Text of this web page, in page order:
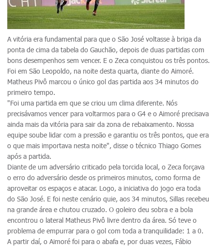
A vitória era fundamental para que o São José voltasse à briga da
ponta de cima da tabela do Gauchão, depois de duas partidas com
bons desempenhos sem vencer. E o Zeca conquistou os três pontos.
Foi em São Leopoldo, na noite desta quarta, diante do Aimoré.
Matheus Pivô marcou o único gol das partida aos 34 minutos do
primeiro tempo.
"Foi uma partida em que se criou um clima diferente. Nós
precisávamos vencer para voltarmos para o G4 e o Aimoré precisava
ainda mais da vitória para sair da zona de rebaixamento. Nossa
equipe soube lidar com a pressão e garantiu os três pontos, que era
o que mais importava nesta noite", disse o técnico Thiago Gomes
após a partida.
Diante de um adversário criticado pela torcida local, o Zeca forçava
o erro do adversário desde os primeiros minutos, como forma de
aproveitar os espaços e atacar. Logo, a iniciativa do jogo era toda
do São José. E foi neste cenário quie, aos 34 minutos, Sillas recebeu
na grande área e chutou cruzado. O goleiro deu sobra e a bola
encontrou o lateral Matheus Pivô livre dentro da área. Só teve o
problema de empurrar para o gol com toda a tranquilidade: 1 a 0.
A partir daí, o Aimoré foi para o abafa e, por duas vezes, Fábio